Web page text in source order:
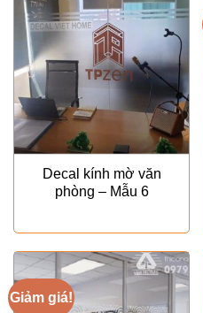
Decal kính mờ văn
phòng – Mẫu 6
Giảm giá!